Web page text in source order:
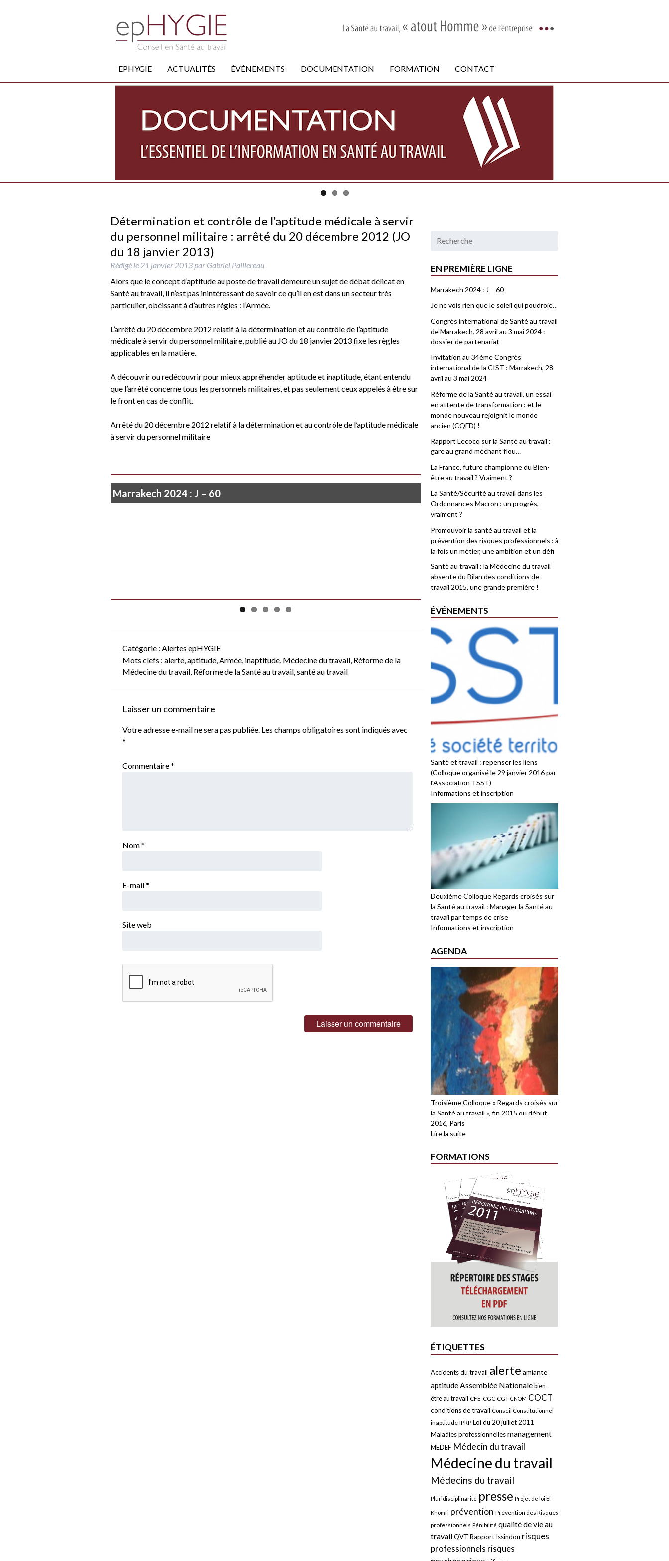
EPHYGIE ACTUALITÉS ÉVÉNEMENTS DOCUMENTATION FORMATION CONTACT
Détermination et contrôle de l’aptitude médicale à servir
du personnel militaire : arrêté du 20 décembre 2012 (JO
du 18 janvier 2013)
Rédigé le 21 janvier 2013 par Gabriel Paillereau
Alors que le concept d’aptitude au poste de travail demeure un sujet de débat délicat en
Santé au travail, il n’est pas inintéressant de savoir ce qu’il en est dans un secteur très
particulier, obéissant à d’autres règles : l’Armée.
L’arrêté du 20 décembre 2012 relatif à la détermination et au contrôle de l’aptitude
médicale à servir du personnel militaire, publié au JO du 18 janvier 2013 fixe les règles
applicables en la matière.
A découvrir ou redécouvrir pour mieux appréhender aptitude et inaptitude, étant entendu
que l’arrêté concerne tous les personnels militaires, et pas seulement ceux appelés à être sur
le front en cas de conflit.
Arrêté du 20 décembre 2012 relatif à la détermination et au contrôle de l’aptitude médicale
à servir du personnel militaire
Marrakech 2024 : J – 60
Catégorie : Alertes epHYGIE
Mots clefs : alerte,aptitude,Armée, inaptitude, Médecine du travail, Réforme de la
Médecine du travail, Réforme de la Santé au travail,santé au travail
Laisser un commentaire
Votre adresse e-mail ne sera pas publiée. Les champs obligatoires sont indiqués avec
*
Commentaire*
Nom*
E-mail*
Site web
EN PREMIÈRE LIGNE
Marrakech 2024 : J – 60
Je ne vois rien que le soleil qui poudroie…
Congrès international de Santé au travail
de Marrakech, 28 avril au 3 mai 2024 :
dossier de partenariat
Invitation au 34ème Congrès
international de la CIST : Marrakech, 28
avril au 3 mai 2024
Réforme de la Santé au travail, un essai
en attente de transformation : et le
monde nouveau rejoignit le monde
ancien (CQFD) !
Rapport Lecocq sur la Santé au travail :
gare au grand méchant flou…
La France, future championne du Bien-
être au travail ? Vraiment ?
La Santé/Sécurité au travail dans les
Ordonnances Macron : un progrès,
vraiment ?
Promouvoir la santé au travail et la
prévention des risques professionnels : à
la fois un métier, une ambition et un défi
Santé au travail : la Médecine du travail
absente du Bilan des conditions de
travail 2015, une grande première !
ÉVÉNEMENTS
Santé et travail : repenser les liens
(Colloque organisé le 29 janvier 2016 par
l’Association TSST)
Informations et inscription
Deuxième Colloque Regards croisés sur
la Santé au travail : Manager la Santé au
travail par temps de crise
Informations et inscription
AGENDA
Troisième Colloque « Regards croisés sur
la Santé au travail », fin 2015 ou début
2016, Paris
Lire la suite
FORMATIONS
ÉTIQUETTES
Accidents du travail alerte amiante
aptitudeAssemblée Nationale bien-
être au travail CFE-CGC CGT CNOM COCT
conditions de travail Conseil Constitutionnel
inaptitude IPRP Loi du 20 juillet 2011
Maladies professionnellesmanagement
MEDEF Médecin du travail
Médecine du travail
Médecins du travail
Pluridisciplinarité presse Projet de loi El
Khomri prévention Prévention des Risques
professionnels Pénibilité qualité de vie au
travailQVT Rapport Issindou risques
professionnels risques